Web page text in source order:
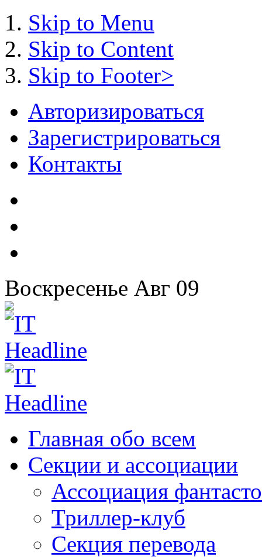
Skip to Menu
Skip to Content
Skip to Footer>
Авторизироваться
Зарегистрироваться
Контакты
Воскресенье Авг 09
Главная обо всем
Секции и ассоциации
Ассоциация
Триллер-клуб
Секция перевода